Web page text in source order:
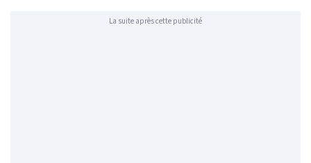
La suite après cette publicité